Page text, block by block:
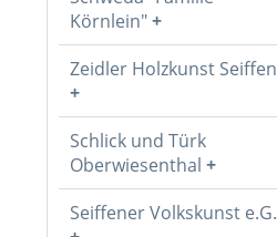
Körnlein"
Zeidler Holzkunst Seiffen
Schlick und Türk
Oberwiesenthal
Seiffener Volkskunst e.G.